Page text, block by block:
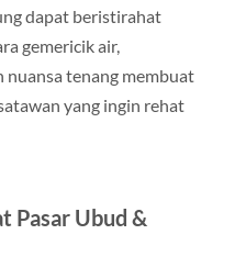
dapat beristirahat
gemericik air,
nuansa tenang membuat
yang ingin rehat
Pasar Ubud &